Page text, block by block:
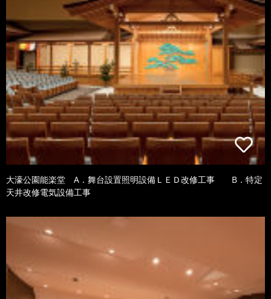
大濠公園能楽堂 A．舞台設置照明設備ＬＥＤ改修工事 B．特定
天井改修電気設備工事